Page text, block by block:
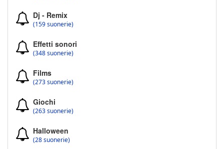
Dj - Remix
(159 suonerie)
Effetti sonori
(348 suonerie)
Films
(273 suonerie)
Giochi
(263 suonerie)
Halloween
(28 suonerie)